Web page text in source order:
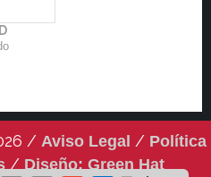
/ Aviso Legal / Política
/Diseño: Green Hat